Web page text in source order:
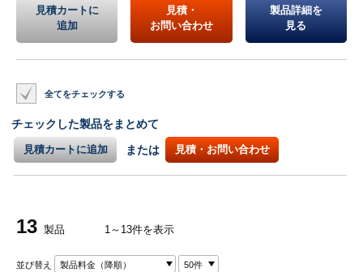
見積カートに
追加
見積・
お問い合わせ
製品詳細を
見る
全てをチェックする
チェックした製品をまとめて
見積カートに追加 または 見積・お問い合わせ
13 製品 1～13件を表示
並び替え 製品料金（降順） 50件